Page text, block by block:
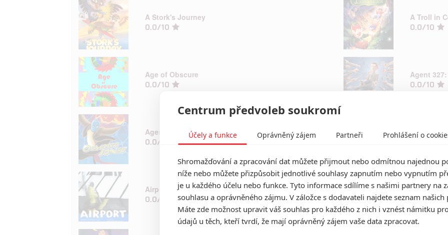
A Stork's Journey
0.0/10
A Troll in
0.0/10
Age of Obscure
0.0/10
Agent
0.0/10
Agent Bílá krvinka
0.0/10
Agenti
Airport
0.0/10
Akira
0.0/10
Centrum předvoleb soukromí
Účely a funkce Oprávněný zájem Partneři Prohlášení o
Shromažďování a zpracování dat můžete přijmout nebo odmítnou najednou
níže nebo můžete přizpůsobit jednotlivé souhlasy zapnutím nebo vypnutím
je u každého účelu nebo funkce. Tyto informace sdílíme s našimi partnery na
souhlasu a oprávněného zájmu. V záložce s dodavateli najdete seznam našich
Máte zde možnost upravit váš souhlas pro každého z nich i vznést námitku
údajů u těch, kteří tvrdí, že mají oprávněný zájem vaše data zpracovat.